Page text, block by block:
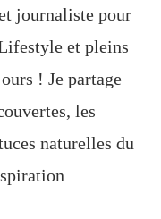
journaliste pour
et pleins
! Je partage
les
naturelles du